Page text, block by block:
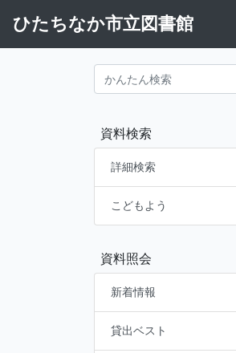
ひたちなか市立図書館
資料検索
詳細検索
こどもよう
資料照会
新着情報
貸出ベスト